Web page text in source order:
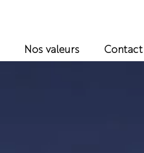
Nos valeurs Contact